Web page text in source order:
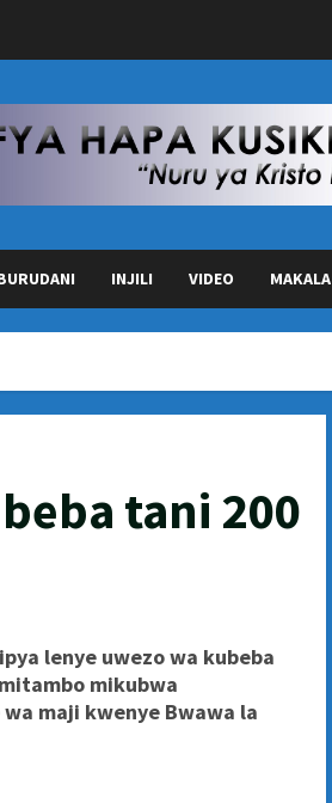
INJILI VIDEO MAKALA
tani 200
lenye uwezo wa kubeba
mikubwa
maji kwenye Bwawa la